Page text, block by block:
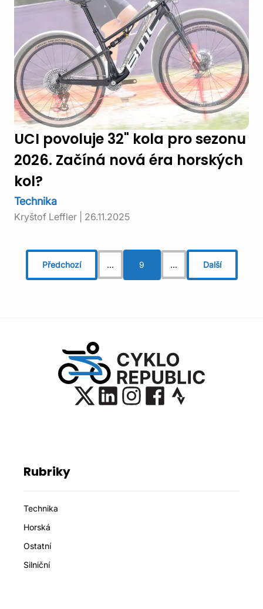
UCI povoluje 32" kola pro sezonu
2026. Začíná nová éra horských
kol?
Technika
Kryštof Leffler 26.11.2025
Předchozí ... 9 ... Další
Rubriky
Technika
Horská
Ostatní
Silniční